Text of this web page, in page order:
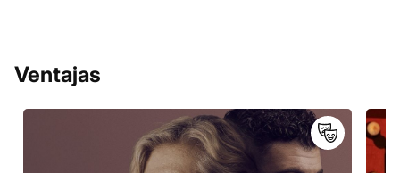
Ventajas